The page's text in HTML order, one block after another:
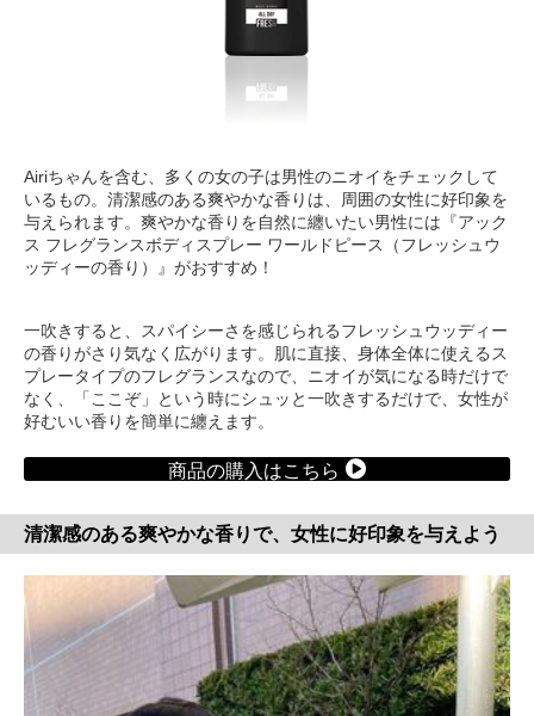
Airiちゃんを含む、多くの女の子は男性のニオイをチェックして
いるもの。清潔感のある爽やかな香りは、周囲の女性に好印象を
与えられます。爽やかな香りを自然に纏いたい男性には『アック
ス フレグランスボディスプレー ワールドピース（フレッシュウ
ッディーの香り）』がおすすめ！
一吹きすると、スパイシーさを感じられるフレッシュウッディー
の香りがさり気なく広がります。肌に直接、身体全体に使えるス
プレータイプのフレグランスなので、ニオイが気になる時だけで
なく、「ここぞ」という時にシュッと一吹きするだけで、女性が
好むいい香りを簡単に纏えます。
商品の購入はこちら
清潔感のある爽やかな香りで、女性に好印象を与えよう